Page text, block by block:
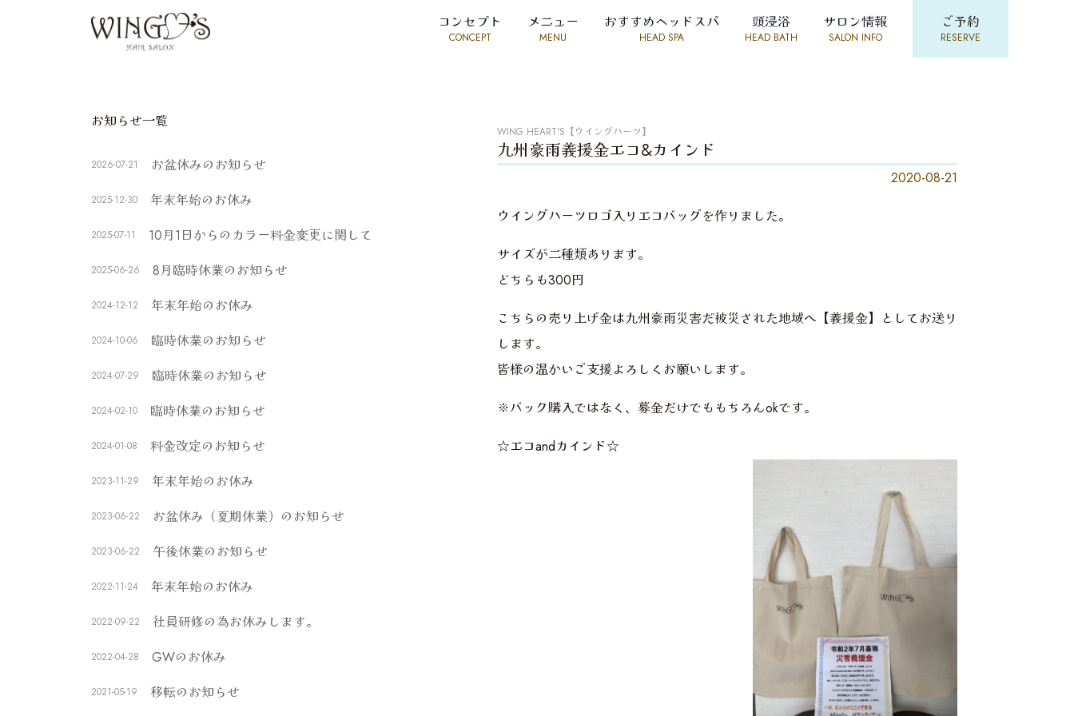
コンセプト
CONCEPT
メニュー
MENU
おすすめヘッドスパ
HEAD SPA
頭浸浴
HEAD BATH
サロン情報
SALON INFO
ご予約
RESERVE
WING HEART'S【ウイングハーツ】
九州豪雨義援金エコ&カインド
2020-08-21
ウイングハーツロゴ入りエコバッグを作りました。
サイズが二種類あります。
どちらも300円
こちらの売り上げ金は九州豪雨災害だ被災された地域へ【義援金】としてお送り
します。
皆様の温かいご支援よろしくお願いします。
※バック購入ではなく、募金だけでももちろんokです。
☆エコandカインド☆
お知らせ一覧
2026-07-21 お盆休みのお知らせ
2025-12-30 年末年始のお休み
2025-07-11 10月1日からのカラー料金変更に関して
2025-06-26 8月臨時休業のお知らせ
2024-12-12 年末年始のお休み
2024-10-06 臨時休業のお知らせ
2024-07-29 臨時休業のお知らせ
2024-02-10 臨時休業のお知らせ
2024-01-08 料金改定のお知らせ
2023-11-29 年末年始のお休み
2023-06-22 お盆休み（夏期休業）のお知らせ
2023-06-22 午後休業のお知らせ
2022-11-24 年末年始のお休み
2022-09-22 社員研修の為お休みします。
2022-04-28 GWのお休み
2021-05-19 移転のお知らせ